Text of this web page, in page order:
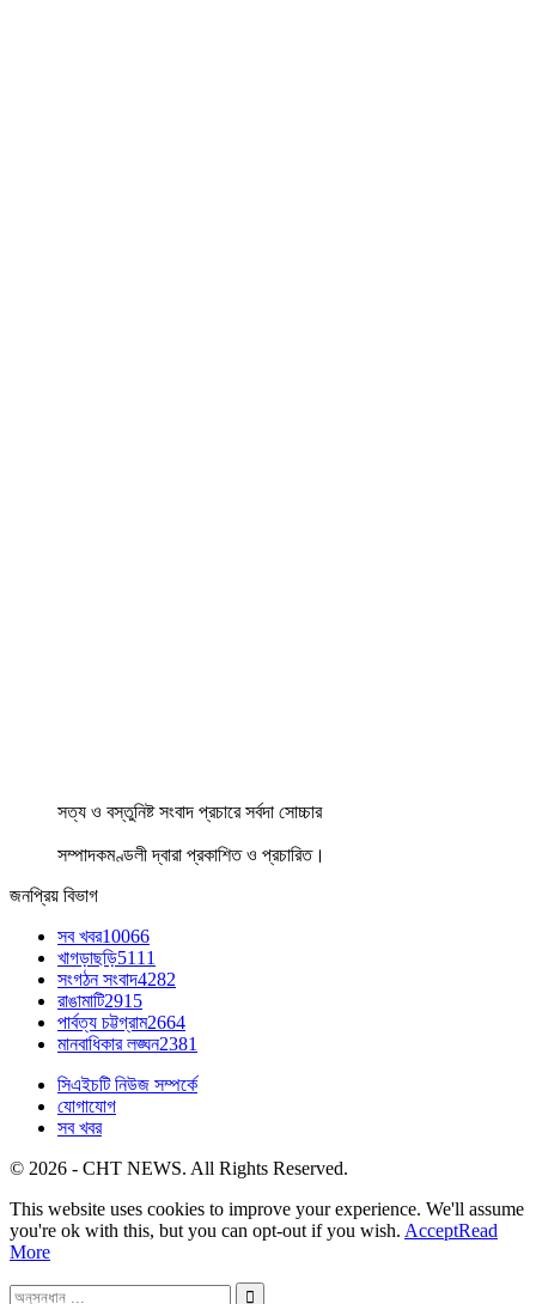
সত্য ও বস্তুনিষ্ট সংবাদ প্রচারে সর্বদা সোচ্চার
সম্পাদকমণ্ডলী দ্বারা প্রকাশিত ও প্রচারিত।
জনপ্রিয় বিভাগ
সব খবর10066
খাগড়াছড়ি5111
সংগঠন সংবাদ4282
রাঙামাটি2915
পার্বত্য চট্টগ্রাম2664
মানবাধিকার লঙ্ঘন2381
সিএইচটি নিউজ সম্পর্কে
যোগাযোগ
সব খবর
© 2026 - CHT NEWS. All Rights Reserved.
This website uses cookies to improve your experience. We'll assume
you're ok with this, but you can opt-out if you wish. AcceptRead
More